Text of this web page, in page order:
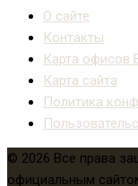
О сайте
Контакты
Карта офисов
Карта сайта
Политика
© 2026 Все права
официальным